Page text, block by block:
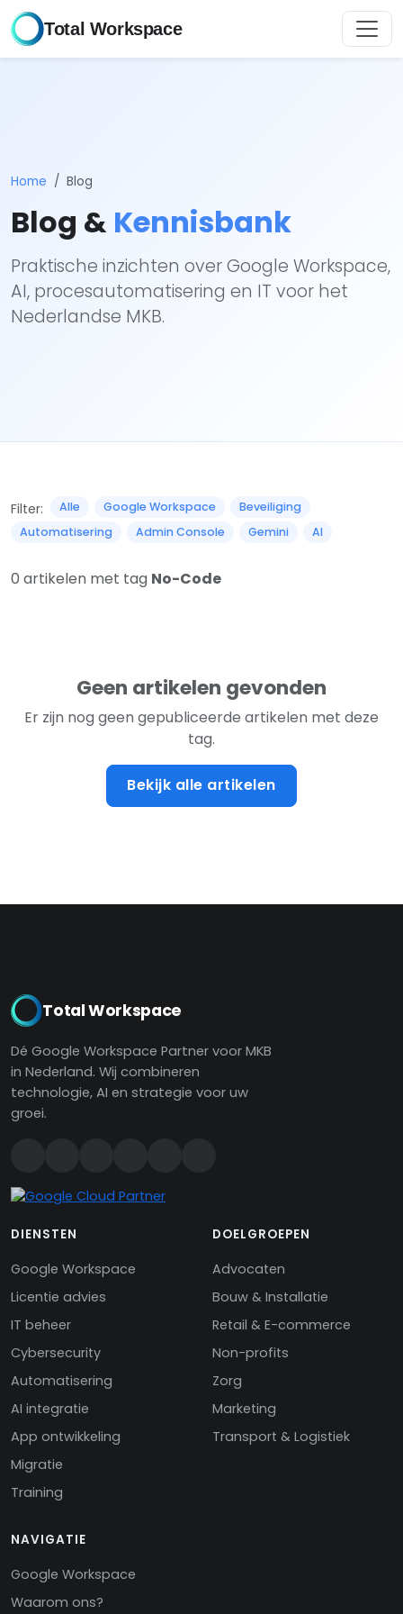
Total Workspace
Home Blog
Blog & Kennisbank
Praktische inzichten over Google Workspace,
AI, procesautomatisering en IT voor het
Nederlandse MKB.
Filter: Alle Google Workspace
Beveiliging
Automatisering
Admin Console Gemini AI
0 artikelen met tag No-Code
Geen artikelen gevonden
Er zijn nog geen gepubliceerde artikelen met deze
tag.
Bekijk alle artikelen
Total Workspace
Dé Google Workspace Partner voor MKB
in Nederland. Wij combineren
technologie, AI en strategie voor uw
groei.
DIENSTEN
Google Workspace
Licentie advies
IT beheer
Cybersecurity
Automatisering
AI integratie
App ontwikkeling
Migratie
Training
DOELGROEPEN
Advocaten
Bouw & Installatie
Retail & E-commerce
Non-profits
Zorg
Marketing
Transport & Logistiek
NAVIGATIE
Google Workspace
Waarom ons?